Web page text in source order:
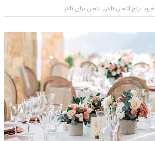
خرید برنج لنجان تالار, لنجان برای تالار